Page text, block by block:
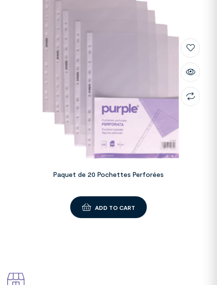
Paquet de 20 Pochettes Perforées
ADD TO CART